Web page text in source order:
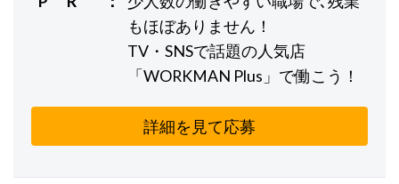
もほぼありません！
TV・SNSで話題の人気店
「WORKMAN Plus」で働こう！
詳細を見て応募